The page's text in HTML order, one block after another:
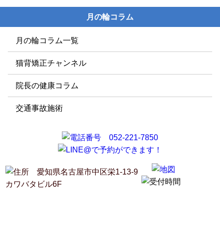
月の輪コラム
月の輪コラム一覧
猫背矯正チャンネル
院長の健康コラム
交通事故施術